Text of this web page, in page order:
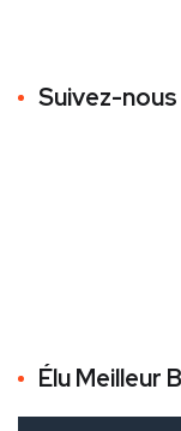
Suivez-
Élu Meilleur